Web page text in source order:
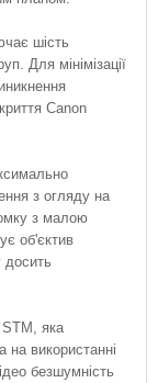
шість
Для мінімізації
Canon
з огляду на
з малою
об'єктив
досить
яка
на використанні
безшумність